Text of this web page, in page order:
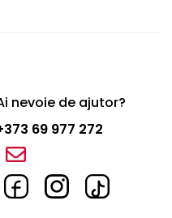
nevoie de ajutor?
69 977 272